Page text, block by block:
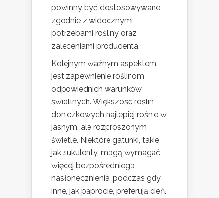
powinny być dostosowywane
zgodnie z widocznymi
potrzebami rośliny oraz
zaleceniami producenta.
Kolejnym ważnym aspektem
jest zapewnienie roślinom
odpowiednich warunków
świetlnych. Większość roślin
doniczkowych najlepiej rośnie w
jasnym, ale rozproszonym
świetle. Niektóre gatunki, takie
jak sukulenty, mogą wymagać
więcej bezpośredniego
nasłonecznienia, podczas gdy
inne, jak paprocie, preferują cień.